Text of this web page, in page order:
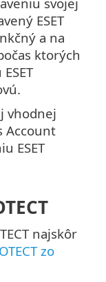
ESET
a na
ktorých
vhodnej
Account
ESET
najskôr
zo